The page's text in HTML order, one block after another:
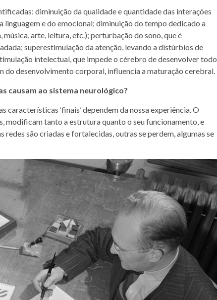
diminuição da qualidade e quantidade das interações
e do emocional; diminuição do tempo dedicado a
arte, leitura, etc.); perturbação do sono, que é
superestimulação da atenção, levando a distúrbios de
intelectual, que impede o cérebro de desenvolver todo
do desenvolvimento corporal, influencia a maturação cerebral.
causam ao sistema neurológico?
características ‘finais’ dependem da nossa experiência. O
modificam tanto a estrutura quanto o seu funcionamento, e
são criadas e fortalecidas, outras se perdem, algumas se